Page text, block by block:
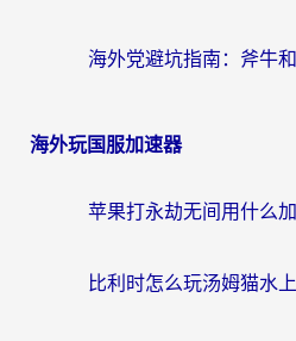
海外玩国服加速器